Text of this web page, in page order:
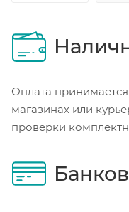
Оплата
магазинах или
проверки